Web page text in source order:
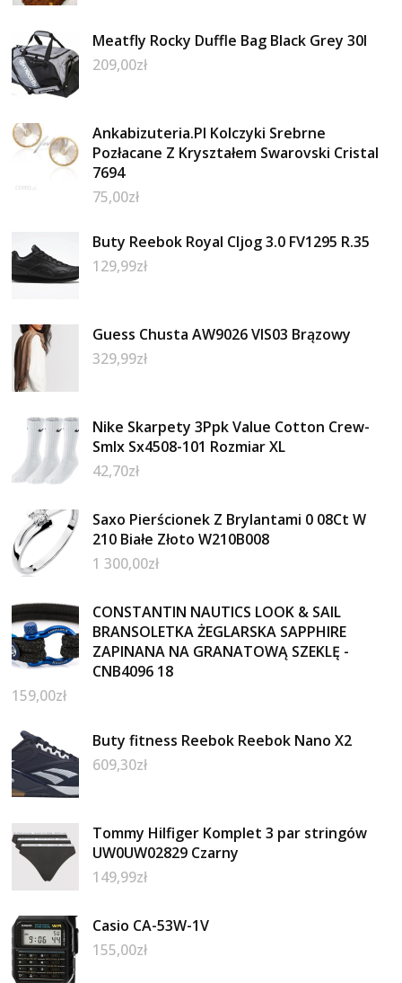
Meatfly Rocky Duffle Bag Black Grey 30l
209,00zł
Ankabizuteria.Pl Kolczyki Srebrne
Pozłacane Z Kryształem Swarovski Cristal
7694
75,00zł
Buty Reebok Royal Cljog 3.0 FV1295 R.35
129,99zł
Guess Chusta AW9026 VIS03 Brązowy
329,99zł
Nike Skarpety 3Ppk Value Cotton Crew-
Smlx Sx4508-101 Rozmiar XL
42,70zł
Saxo Pierścionek Z Brylantami 0 08Ct W
210 Białe Złoto W210B008
1 300,00zł
CONSTANTIN NAUTICS LOOK & SAIL
BRANSOLETKA ŻEGLARSKA SAPPHIRE
ZAPINANA NA GRANATOWĄ SZEKLĘ -
CNB4096 18
159,00zł
Buty fitness Reebok Reebok Nano X2
609,30zł
Tommy Hilfiger Komplet 3 par stringów
UW0UW02829 Czarny
149,99zł
Casio CA-53W-1V
155,00zł